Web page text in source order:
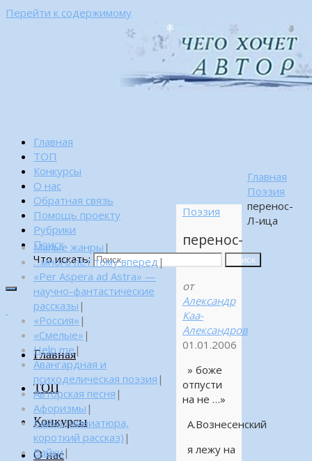
Перейти к содержимому
Главная
ТОП
Конкурсы
О нас
Обратная связь
Помощь проекту
Рубрики
Поиск
Что искать:
Поиск
Главная
ТОП
Конкурсы
О нас
Главная
Поэзия
перенос-
Л-ица
Поэзия
перенос-
Л-ица
от
Александр
Каа-
Александров
01.01.2006
» боже
отпусти
на не …»
А.Вознесенский
я лежу на
Малые жанры |
…много лет тому вперед |
«Per Aspera ad Astra» —
научно-фантастические
рассказы |
«Россия» |
«Смелые» |
Help me|
Авангардная и
психоделическая поэзия |
Авторская песня |
Афоризмы |
Байка (миниатюра,
короткий рассказ) |
Байки|